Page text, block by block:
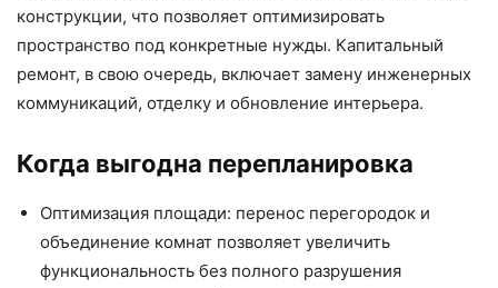
конструкции, что позволяет оптимизировать
пространство под конкретные нужды. Капитальный
ремонт, в свою очередь, включает замену инженерных
коммуникаций, отделку и обновление интерьера.
Когда выгодна перепланировка
Оптимизация площади: перенос перегородок и
объединение комнат позволяет увеличить
функциональность без полного разрушения